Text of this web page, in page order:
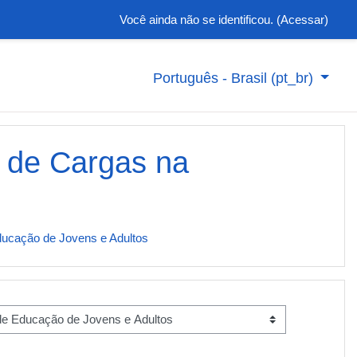
Você ainda não se identificou. (Acessar)
Português - Brasil ‎(pt_br)‎
Cargas na
de Jovens e Adultos